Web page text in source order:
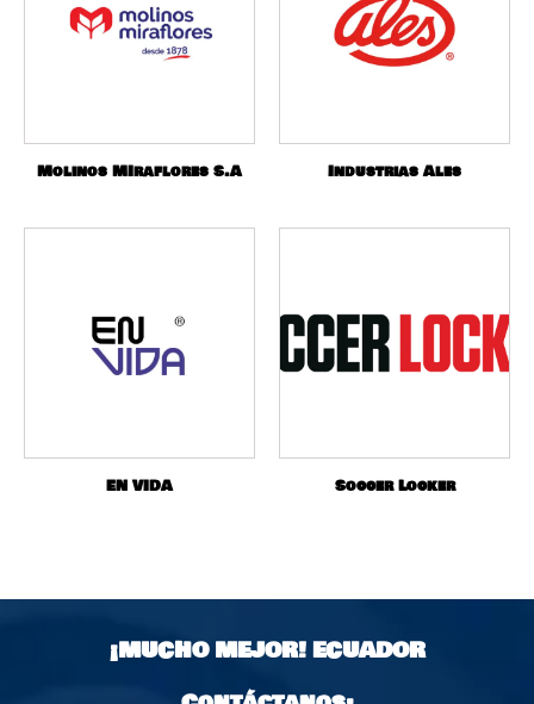
Molinos MIraflores S.A Industrias Ales
EN VIDA Soccer Locker
¡MUCHO MEJOR!ECUADOR